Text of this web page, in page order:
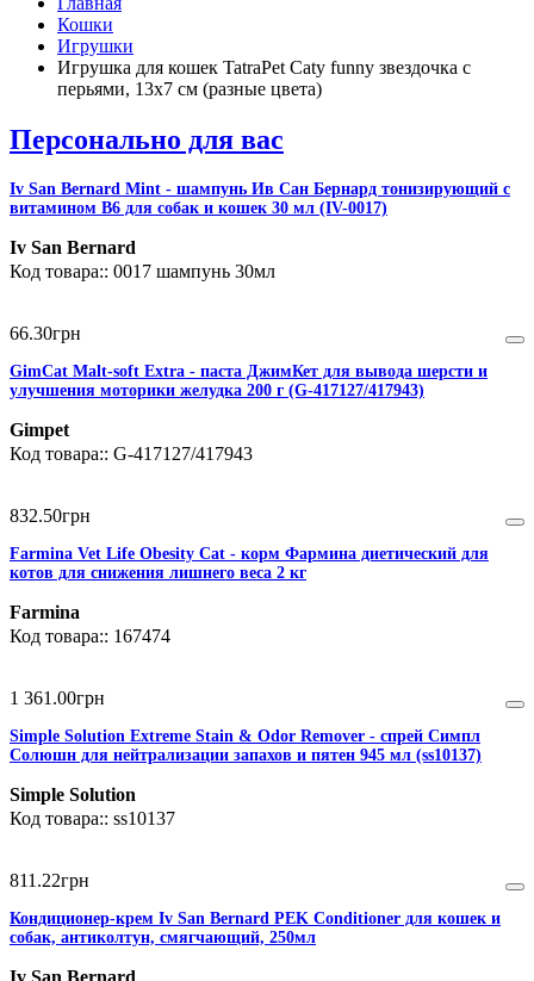
Кошки
Игрушки
Игрушка для кошек TatraPet Caty funny звездочка с
перьями, 13х7 см (разные цвета)
Персонально для вас
Iv San Bernard Mint - шампунь Ив Сан Бернард тонизирующий с
витамином В6 для собак и кошек 30 мл (IV-0017)
Iv San Bernard
0017 шампунь 30мл
66.30грн
GimCat Malt-soft Extra - паста ДжимКет для вывода шерсти и
улучшения моторики желудка 200 г (G-417127/417943)
Gimpet
G-417127/417943
832.50грн
Farmina Vet Life Obesity Cat - корм Фармина диетический для
котов для снижения лишнего веса 2 кг
Farmina
167474
1 361 .00грн
Simple Solution Extreme Stain & Odor Remover - cпрей Симпл
Солюшн для нейтрализации запахов и пятен 945 мл (ss10137)
Simple Solution
ss10137
811 .22грн
Кондиционер-крем Iv San Bernard PEK Conditioner для кошек и
собак, антиколтун, смягчающий, 250мл
Iv San Bernard